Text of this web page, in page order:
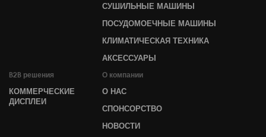
СУШИЛЬНЫЕ МАШИНЫ
ПОСУДОМОЕЧНЫЕ МАШИНЫ
КЛИМАТИЧЕСКАЯ ТЕХНИКА
АКСЕССУАРЫ
B2B решения
КОММЕРЧЕСКИЕ
ДИСПЛЕИ
О компании
О НАС
СПОНСОРСТВО
НОВОСТИ